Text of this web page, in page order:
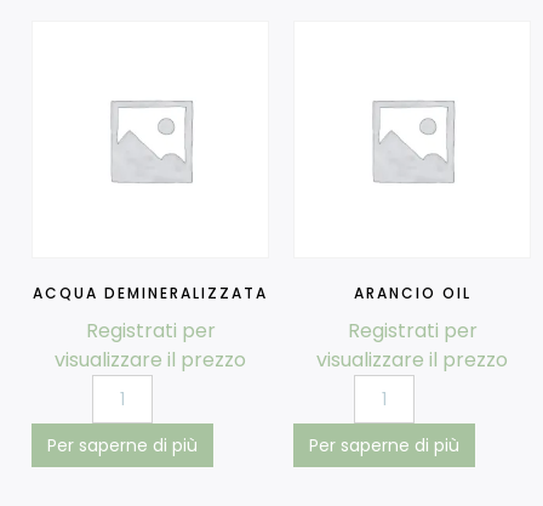
ACQUA DEMINERALIZZATA
Registrati per
visualizzare il prezzo
Per saperne di più
ARANCIO OIL
Registrati per
visualizzare il prezzo
Per saperne di più